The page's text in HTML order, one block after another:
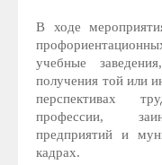
В ходе
учебные
получения той или
перспективах
профессии,
предприятий и
кадрах.